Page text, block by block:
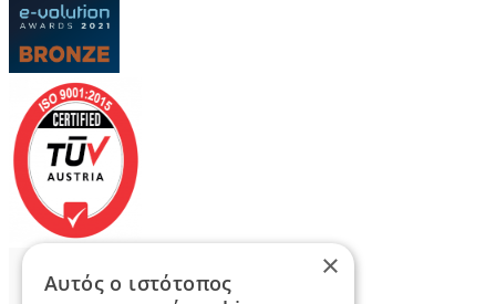
×
Αυτός ο ιστότοπος